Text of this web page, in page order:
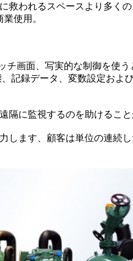
救われるスペースより多く
使用。
チ画面、写実的な制御を使
記録データ、変数設定およ
に監視するのを助けること
します、顧客は単位の連続